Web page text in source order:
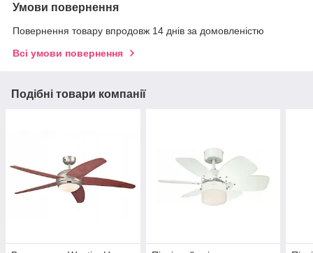
Умови повернення
Повернення товару впродовж 14 днів за домовленістю
Всі умови повернення
Подібні товари компанії